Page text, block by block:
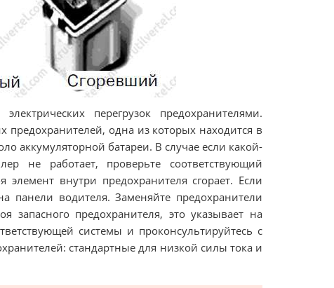
перегрузок предохранителями.
одна из которых находится в
аккумуляторной батареи. В случае если какой-
не работает, проверьте соответствующий
внутри предохранителя сгорает. Если
панели водителя. Заменяйте предохранители
запасного предохранителя, это указывает на
системы и проконсультируйтесь с
стандартные для низкой силы тока и